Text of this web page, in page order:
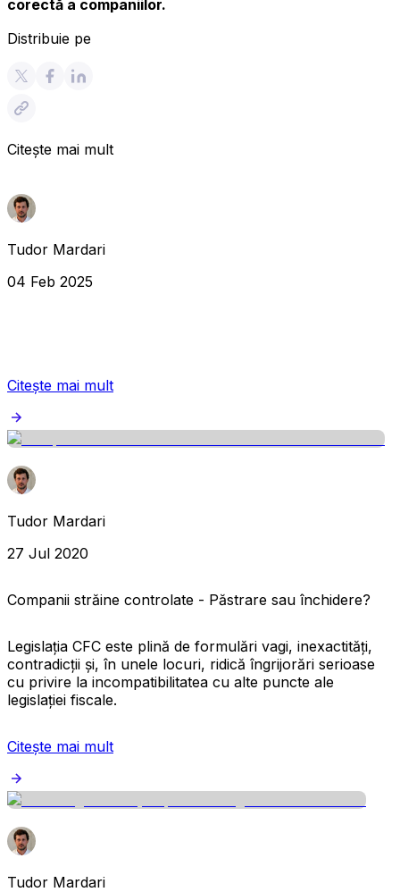
corectă a companiilor.
Distribuie pe
Citește mai mult
Tudor Mardari
04 Feb 2025
Citește mai mult
Tudor Mardari
27 Jul 2020
Companii străine controlate - Păstrare sau închidere?
Legislația CFC este plină de formulări vagi, inexactități,
contradicții și, în unele locuri, ridică îngrijorări serioase
cu privire la incompatibilitatea cu alte puncte ale
legislației fiscale.
Citește mai mult
Tudor Mardari